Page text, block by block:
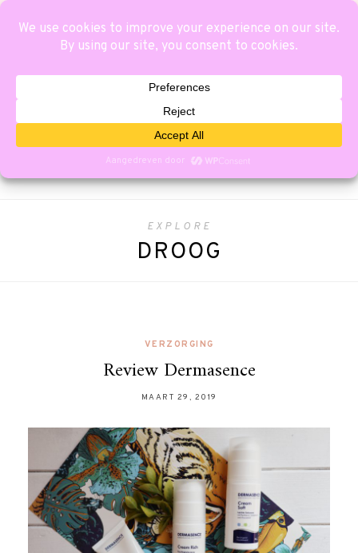
EXPLORE
DROOG
VERZORGING
Review Dermasence
MAART 29, 2019